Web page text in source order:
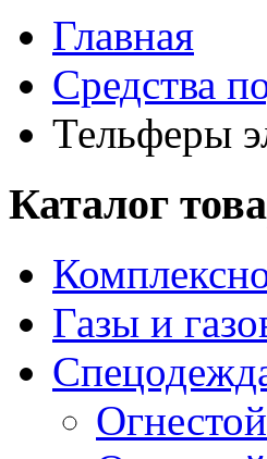
Главная
Средства
Тельферы
Каталог
Газы и